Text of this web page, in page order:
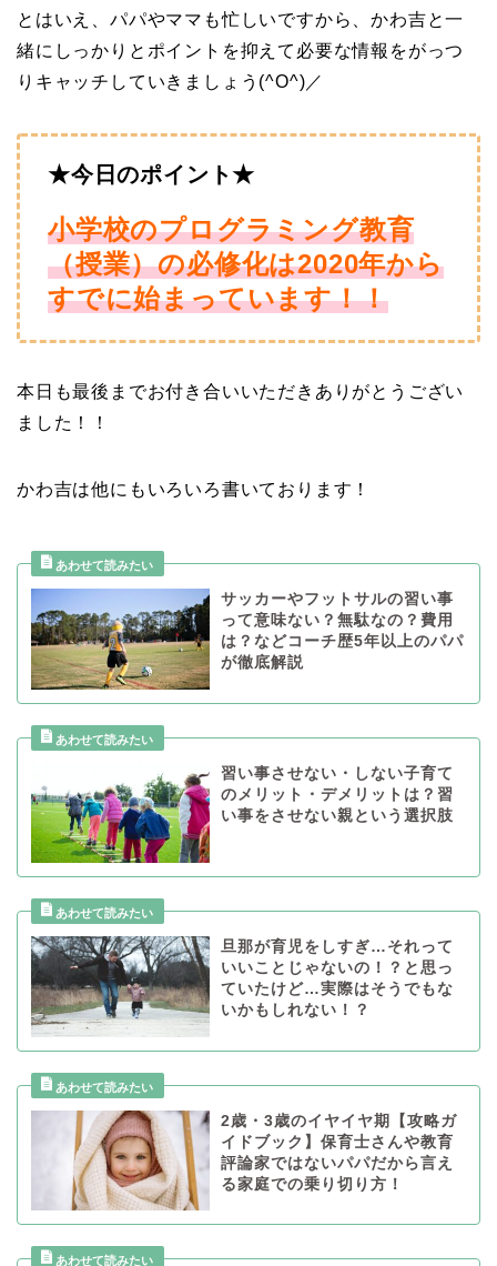
とはいえ、パパやママも忙しいですから、かわ吉と一
緒にしっかりとポイントを抑えて必要な情報をがっつ
りキャッチしていきましょう(^O^)／
★今日のポイント★
小学校のプログラミング教育
（授業）の必修化は2020年から
すでに始まっています！！
本日も最後までお付き合いいただきありがとうござい
ました！！
かわ吉は他にもいろいろ書いております！
サッカーやフットサルの習い事
って意味ない？無駄なの？費用
は？などコーチ歴5年以上のパパ
が徹底解説
習い事させない・しない子育て
のメリット・デメリットは？習
い事をさせない親という選択肢
旦那が育児をしすぎ…それって
いいことじゃないの！？と思っ
ていたけど…実際はそうでもな
いかもしれない！？
2歳・3歳のイヤイヤ期【攻略ガ
イドブック】保育士さんや教育
評論家ではないパパだから言え
る家庭での乗り切り方！